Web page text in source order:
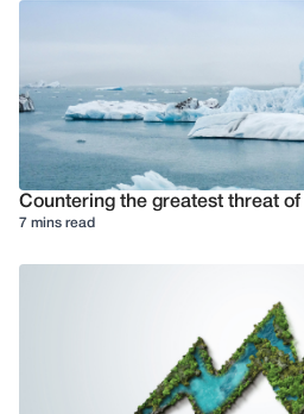
Countering the greatest threat
7 mins read